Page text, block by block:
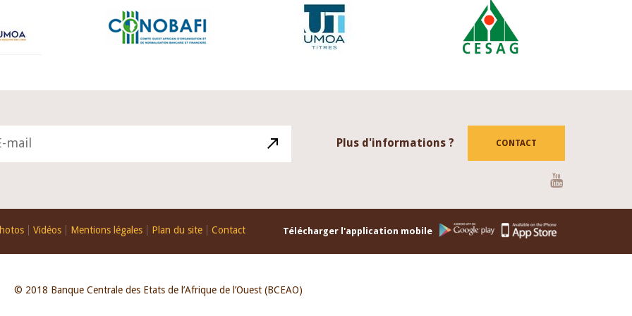
Plus d'informations ? CONTACT
Vidéos Mentions légales Plan du site Contact Télécharger l'application mobile
© 2018 Banque Centrale des Etats de l’Afrique de l’Ouest (BCEAO)